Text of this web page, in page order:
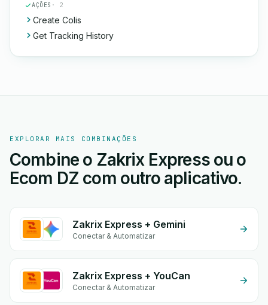
AÇÕES · 2
Create Colis
Get Tracking History
EXPLORAR MAIS COMBINAÇÕES
Combine o Zakrix Express ou o
Ecom DZ com outro aplicativo.
Zakrix Express + Gemini
Conectar & Automatizar
Zakrix Express + YouCan
Conectar & Automatizar